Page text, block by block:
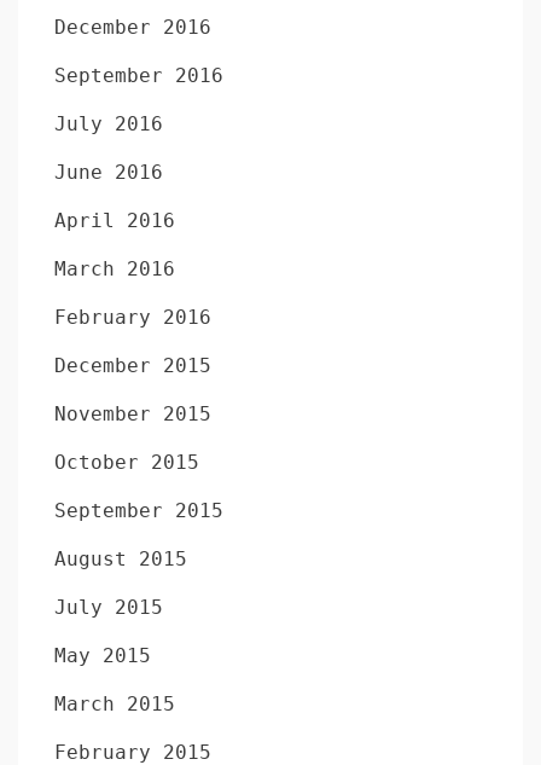
December 2016
September 2016
July 2016
June 2016
April 2016
March 2016
February 2016
December 2015
November 2015
October 2015
September 2015
August 2015
July 2015
May 2015
March 2015
February 2015